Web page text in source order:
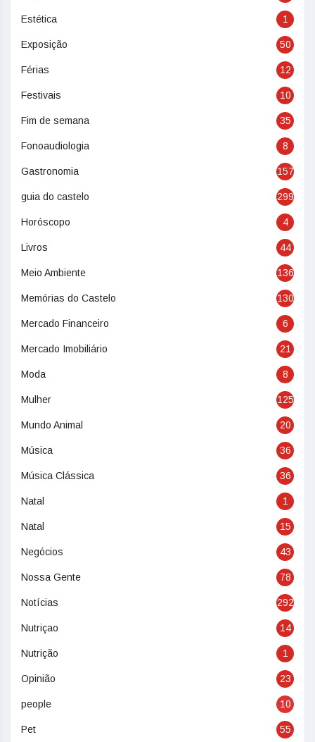
Estética 1
Exposição 50
Férias 12
Festivais 10
Fim de semana 35
Fonoaudiologia 8
Gastronomia 157
guia do castelo 299
Horóscopo 4
Livros 44
Meio Ambiente 136
Memórias do Castelo 130
Mercado Financeiro 6
Mercado Imobiliário 21
Moda 8
Mulher 125
Mundo Animal 20
Música 36
Música Clássica 36
Natal 1
Natal 15
Negócios 43
Nossa Gente 78
Notícias 292
Nutriçao 14
Nutrição 1
Opinião 23
people 10
Pet 55